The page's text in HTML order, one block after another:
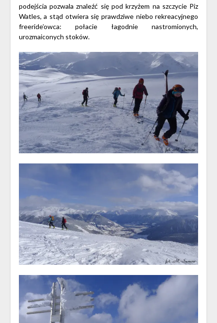
podejścia pozwala znaleźć się pod krzyżem na szczycie Piz
Watles, a stąd otwiera się prawdziwe niebo rekreacyjnego
freeride’owca: połacie łagodnie nastromionych,
urozmaiconych stoków.